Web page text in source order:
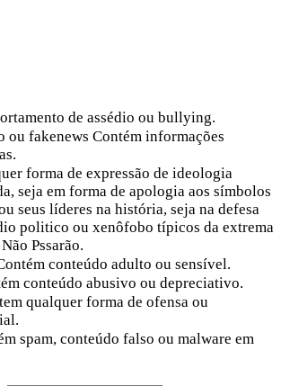
de assédio ou bullying.
ou fakenews Contém informações
forma de expressão de ideologia
seja em forma de apologia aos símbolos
seus líderes na história, seja na defesa
politico ou xenôfobo típicos da extrema
Pssarão.
conteúdo adulto ou sensível.
conteúdo abusivo ou depreciativo.
qualquer forma de ofensa ou
spam, conteúdo falso ou malware em